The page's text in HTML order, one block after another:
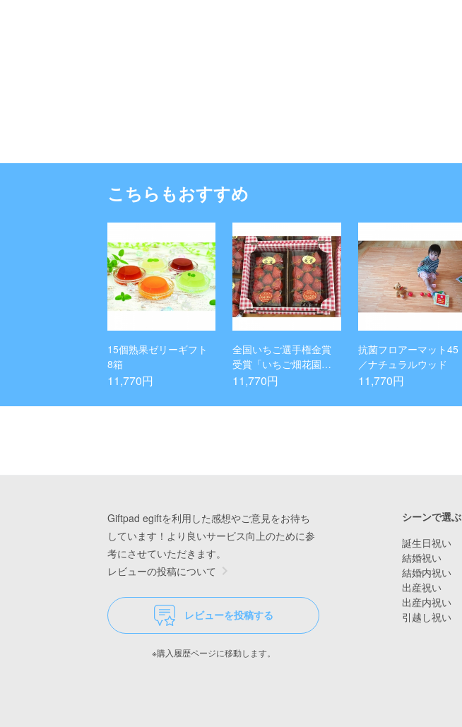
こちらもおすすめ
15個熟果ゼリーギフト
8箱
11,770円
全国いちご選手権金賞
受賞「いちご畑花園」
のあまりん 厳選2Lサイ
11,770円
抗菌フロアーマット45
／ナチュラルウッド
11,770円
Giftpad egiftを利用した感想やご意見をお待ち
しています！より良いサービス向上のために参
考にさせていただきます。
レビューの投稿について
レビューを投稿する
※購入履歴ページに移動します。
シーンで選ぶ
誕生日祝い
結婚祝い
結婚内祝い
出産祝い
出産内祝い
引越し祝い